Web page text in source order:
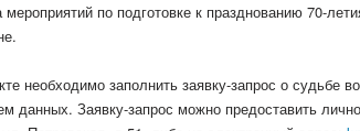
мероприятий по подготовке к празднованию 70-
необходимо заполнить заявку-запрос о судьбе
данных. Заявку-запрос можно предоставить